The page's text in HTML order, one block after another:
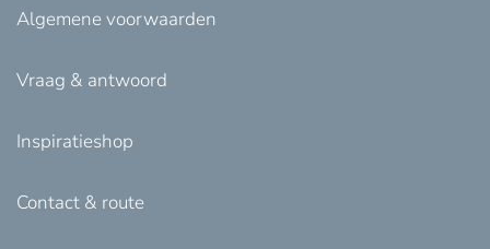
Algemene voorwaarden
Vraag & antwoord
Inspiratieshop
Contact & route